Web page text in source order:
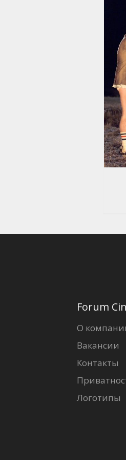
Forum
О
Вакансии
Контакты
Логотипы